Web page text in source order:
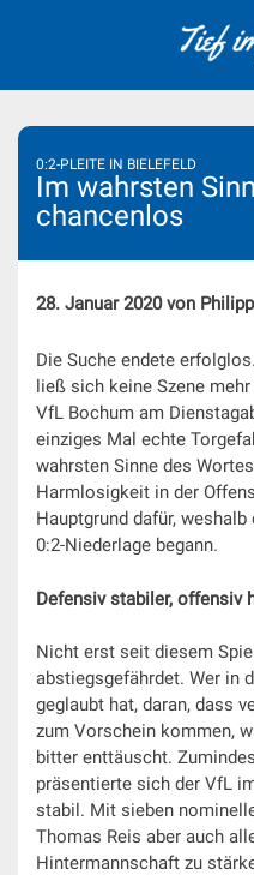
0:2-PLEITE IN BIELEFELD
Im wahrsten
chancenlos
28. Januar 2020 von
Die Suche endete
ließ sich keine Szene
VfL Bochum am
einziges Mal echte
wahrsten Sinne des
Harmlosigkeit in der
Hauptgrund dafür,
0:2-Niederlage begann.
Defensiv stabiler, offensiv
Nicht erst seit diesem
abstiegsgefährdet. Wer in
geglaubt hat, daran, dass
zum Vorschein kommen,
bitter enttäuscht.
präsentierte sich der VfL
stabil. Mit sieben
Thomas Reis aber auch
Hintermannschaft zu